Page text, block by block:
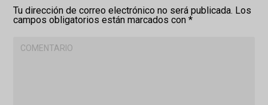
Tu dirección de correo electrónico no será publicada. Los
campos obligatorios están marcados con*